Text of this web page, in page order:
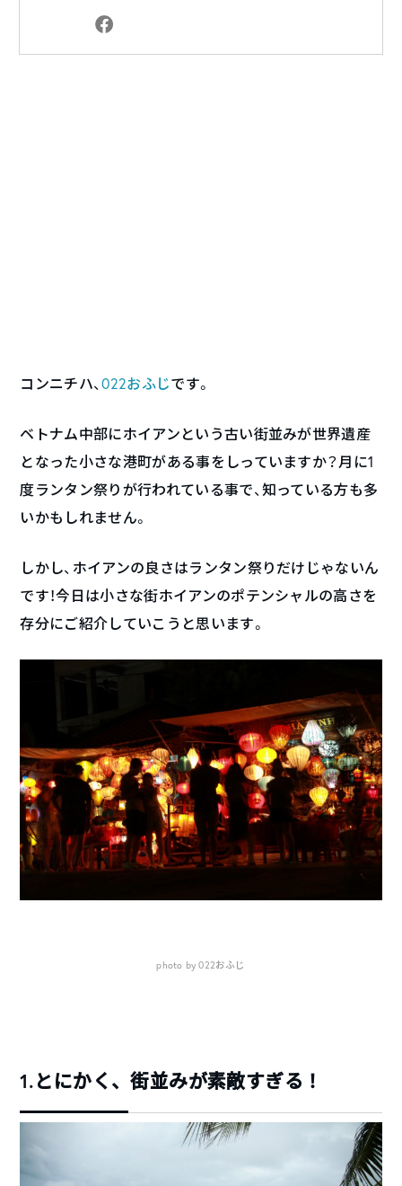
コンニチハ、022おふじです。
ベトナム中部にホイアンという古い街並みが世界遺産
となった小さな港町がある事をしっていますか？月に1
度ランタン祭りが行われている事で、知っている方も多
いかもしれません。
しかし、ホイアンの良さはランタン祭りだけじゃないん
です！今日は小さな街ホイアンのポテンシャルの高さを
存分にご紹介していこうと思います。
photo by 022おふじ
1.とにかく、街並みが素敵すぎる！